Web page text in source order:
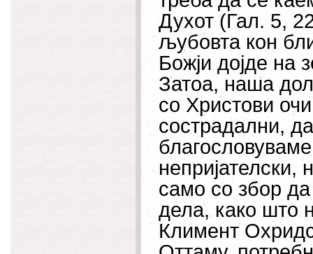
Духот (Гал. 5,
љубовта кон
Божји дојде на
Затоа, наша
со Христови
сострадални,
само со збор
дела, како што
Климент